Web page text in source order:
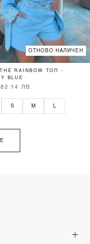
ОТНОВО НАЛИЧЕН
RAINBOW ТОП -
BLUE
ЛВ.
S M